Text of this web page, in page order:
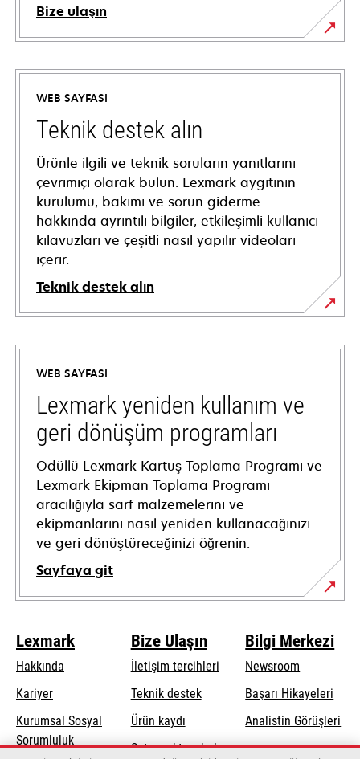
Bize ulaşın
WEB SAYFASI
Teknik destek alın
Ürünle ilgili ve teknik soruların yanıtlarını
çevrimiçi olarak bulun. Lexmark aygıtının
kurulumu, bakımı ve sorun giderme
hakkında ayrıntılı bilgiler, etkileşimli kullanıcı
kılavuzları ve çeşitli nasıl yapılır videoları
içerir.
Teknik destek alın
opens
in
new
tab
WEB SAYFASI
Lexmark yeniden kullanım ve
geri dönüşüm programları
Ödüllü Lexmark Kartuş Toplama Programı ve
Lexmark Ekipman Toplama Programı
aracılığıyla sarf malzemelerini ve
ekipmanlarını nasıl yeniden kullanacağınızı
ve geri dönüştüreceğinizi öğrenin.
Sayfaya git
Lexmark
Hakkında
Kariyer
Kurumsal Sosyal
Sorumlulukopens
Bize Ulaşın
İletişim tercihleri
Teknik destekopens
new
Ürün kaydı
Satış noktası bul
Bilgi Merkezi
Newsroom
Başarı Hikayeleri
Analistin Görüşleri